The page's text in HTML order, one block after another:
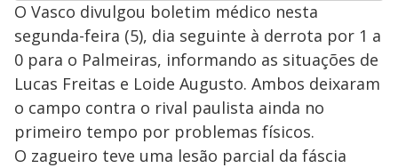
O Vasco divulgou boletim médico nesta
segunda-feira (5), dia seguinte à derrota por 1 a
0 para o Palmeiras, informando as situações de
Lucas Freitas e Loide Augusto. Ambos deixaram
o campo contra o rival paulista ainda no
primeiro tempo por problemas físicos.
O zagueiro teve uma lesão parcial da fáscia